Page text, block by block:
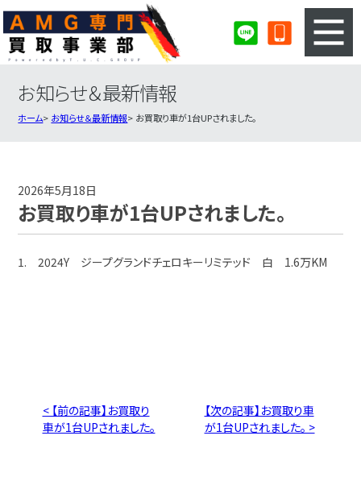
3ステップのカンタン査定
AMG買取実績
お知らせ＆最新情報
ホーム お知らせ＆最新情報 お買取り車が1台UPされました。
2026年5月18日
お買取り車が1台UPされました。
1. 2024Y ジープグランドチェロキーリミテッド 白 1.6万KM
< 【前の記事】お買取り
車が1台UPされました。
【次の記事】お買取り車
が1台UPされました。 >